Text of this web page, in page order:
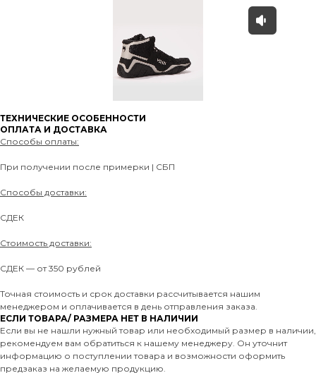
ТЕХНИЧЕСКИЕ ОСОБЕННОСТИ
ОПЛАТА И ДОСТАВКА
Способы оплаты:
При получении после примерки | СБП
Способы доставки:
СДЕК
Стоимость доставки:
СДЕК — от 350 рублей
Точная стоимость и срок доставки рассчитывается нашим
менеджером и оплачивается в день отправления заказа.
ЕСЛИ ТОВАРА/ РАЗМЕРА НЕТ В НАЛИЧИИ
Если вы не нашли нужный товар или необходимый размер в наличии,
рекомендуем вам обратиться к нашему менеджеру. Он уточнит
информацию о поступлении товара и возможности оформить
предзаказ на желаемую продукцию.